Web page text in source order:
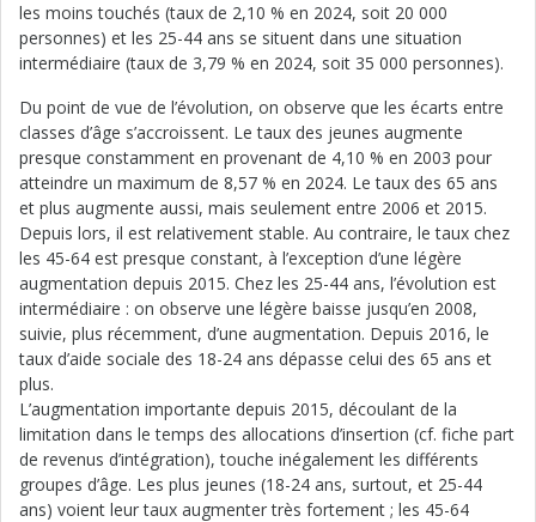
les moins touchés (taux de 2,10 % en 2024, soit 20 000
personnes) et les 25-44 ans se situent dans une situation
intermédiaire (taux de 3,79 % en 2024, soit 35 000 personnes).
Du point de vue de l’évolution, on observe que les écarts entre
classes d’âge s’accroissent. Le taux des jeunes augmente
presque constamment en provenant de 4,10 % en 2003 pour
atteindre un maximum de 8,57 % en 2024. Le taux des 65 ans
et plus augmente aussi, mais seulement entre 2006 et 2015.
Depuis lors, il est relativement stable. Au contraire, le taux chez
les 45-64 est presque constant, à l’exception d’une légère
augmentation depuis 2015. Chez les 25-44 ans, l’évolution est
intermédiaire : on observe une légère baisse jusqu’en 2008,
suivie, plus récemment, d’une augmentation. Depuis 2016, le
taux d’aide sociale des 18-24 ans dépasse celui des 65 ans et
plus.
L’augmentation importante depuis 2015, découlant de la
limitation dans le temps des allocations d’insertion (cf. fiche part
de revenus d’intégration), touche inégalement les différents
groupes d’âge. Les plus jeunes (18-24 ans, surtout, et 25-44
ans) voient leur taux augmenter très fortement ; les 45-64